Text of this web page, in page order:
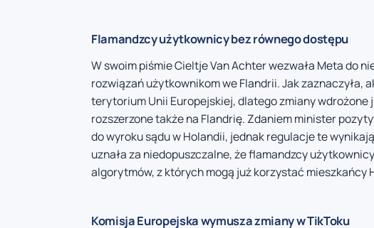
Flamandzcy użytkownicy bez równego dostępu
W swoim piśmie Cieltje Van Achter wezwała Meta do
rozwiązań użytkownikom we Flandrii. Jak zaznaczyła,
terytorium Unii Europejskiej, dlatego zmiany wdrożone
rozszerzone także na Flandrię. Zdaniem minister
do wyroku sądu w Holandii, jednak regulacje te
uznała za niedopuszczalne, że flamandzcy
algorytmów, z których mogą już korzystać mieszkańcy
Komisja Europejska wymusza zmiany w TikToku